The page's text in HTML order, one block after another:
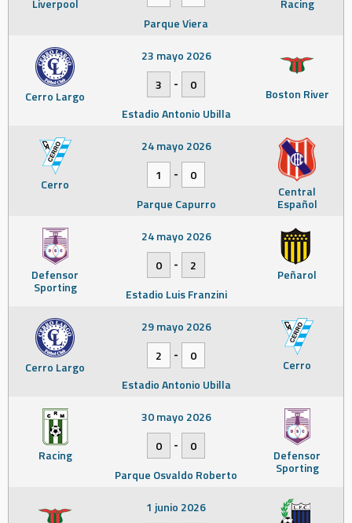
Liverpool Racing
Parque Viera
Cerro Largo Boston River
23 mayo 2026
3
-
0
Estadio Antonio Ubilla
Cerro Central
Español
24 mayo 2026
1
-
0
Parque Capurro
Defensor
Sporting
Peñarol
24 mayo 2026
0
-
2
Estadio Luis Franzini
Cerro Largo Cerro
29 mayo 2026
2
-
0
Estadio Antonio Ubilla
Racing Defensor
Sporting
30 mayo 2026
0
-
0
Parque Osvaldo Roberto
1 junio 2026